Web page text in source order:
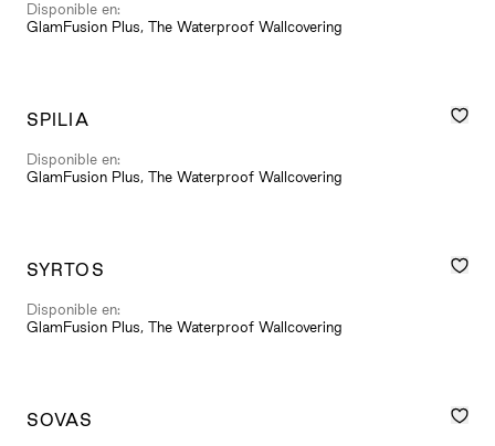
Disponible en:
GlamFusion Plus, The Waterproof Wallcovering
SPILIA
Disponible en:
GlamFusion Plus, The Waterproof Wallcovering
SYRTOS
Disponible en:
GlamFusion Plus, The Waterproof Wallcovering
SOVAS